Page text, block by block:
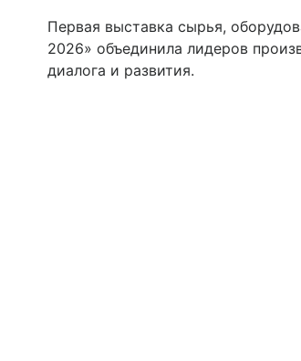
Первая выставка сырья,
2026» объединила лидеров
диалога и развития.